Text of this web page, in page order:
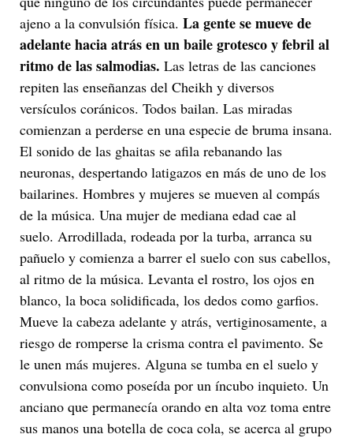
ajeno a la convulsión física. La gente se mueve de
adelante hacia atrás en un baile grotesco y febril al
ritmo de las salmodias. Las letras de las canciones
repiten las enseñanzas del Cheikh y diversos
versículos coránicos. Todos bailan. Las miradas
comienzan a perderse en una especie de bruma insana.
El sonido de las ghaitas se afila rebanando las
neuronas, despertando latigazos en más de uno de los
bailarines. Hombres y mujeres se mueven al compás
de la música. Una mujer de mediana edad cae al
suelo. Arrodillada, rodeada por la turba, arranca su
pañuelo y comienza a barrer el suelo con sus cabellos,
al ritmo de la música. Levanta el rostro, los ojos en
blanco, la boca solidificada, los dedos como garfios.
Mueve la cabeza adelante y atrás, vertiginosamente, a
riesgo de romperse la crisma contra el pavimento. Se
le unen más mujeres. Alguna se tumba en el suelo y
convulsiona como poseída por un íncubo inquieto. Un
anciano que permanecía orando en alta voz toma entre
sus manos una botella de coca cola, se acerca al grupo